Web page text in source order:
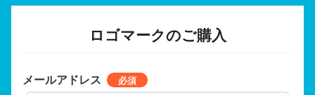
ロゴマークのご購入
メールアドレス